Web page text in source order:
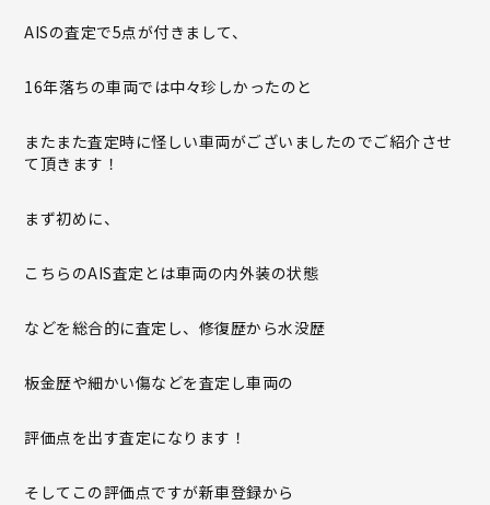
AISの査定で5点が付きまして、
16年落ちの車両では中々珍しかったのと
またまた査定時に怪しい車両がございましたのでご紹介させ
て頂きます！
まず初めに、
こちらのAIS査定とは車両の内外装の状態
などを総合的に査定し、修復歴から水没歴
板金歴や細かい傷などを査定し車両の
評価点を出す査定になります！
そしてこの評価点ですが新車登録から